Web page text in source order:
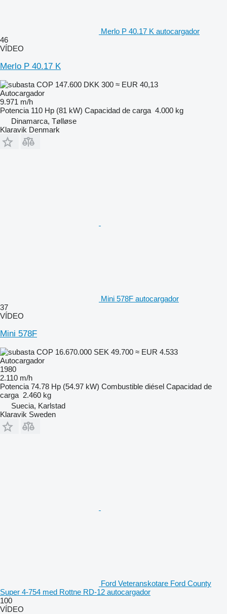
Merlo P 40.17 K autocargador
46
VÍDEO
Merlo P 40.17 K
COP 147.600 DKK 300 ≈ EUR 40,13
Autocargador
9.971 m/h
Potencia 110 Hp (81 kW) Capacidad de carga 4.000 kg
Dinamarca, Tølløse
Klaravik Denmark
Mini 578F autocargador
37
VÍDEO
Mini 578F
COP 16.670.000 SEK 49.700 ≈ EUR 4.533
Autocargador
1980
2.110 m/h
Potencia 74.78 Hp (54.97 kW) Combustible diésel Capacidad de
carga 2.460 kg
Suecia, Karlstad
Klaravik Sweden
Ford Veteranskotare Ford County
Super 4-754 med Rottne RD-12 autocargador
100
VÍDEO